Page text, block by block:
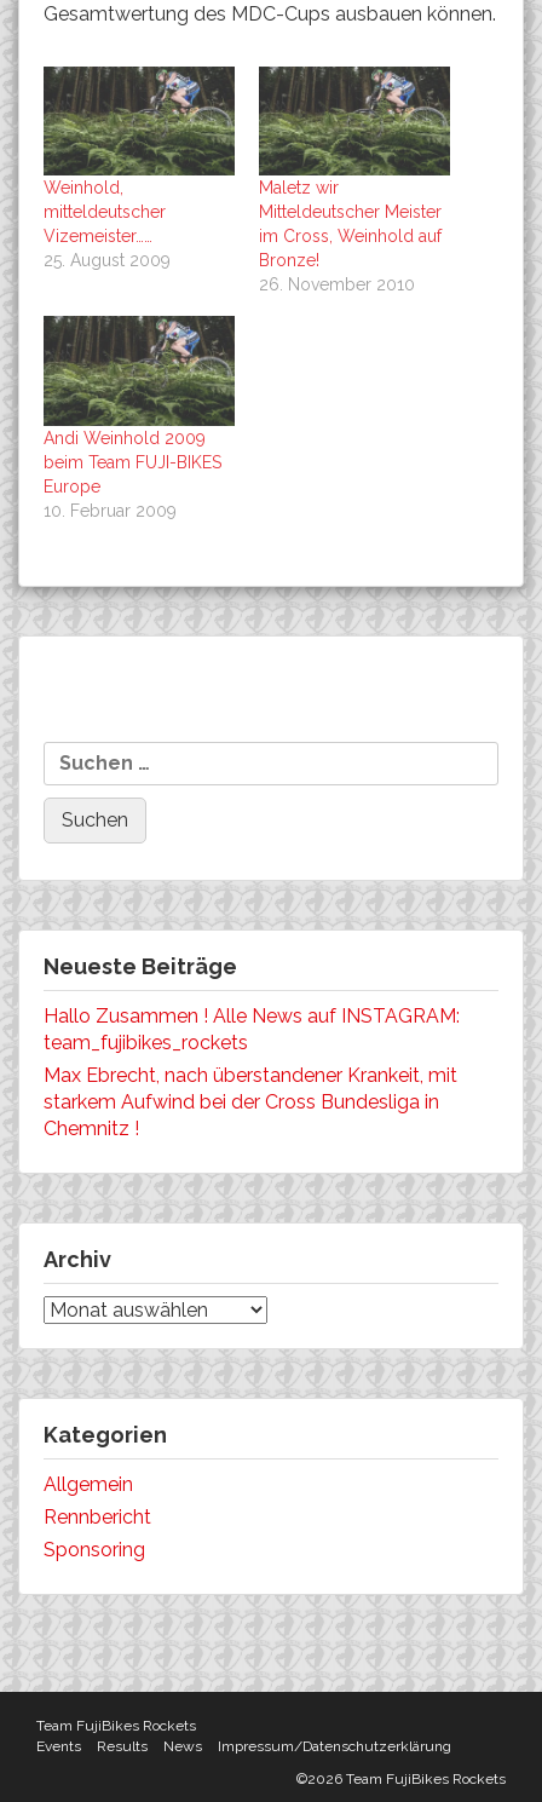
Gesamtwertung des MDC-Cups ausbauen können.
Weinhold,
mitteldeutscher
Vizemeister……
25. August 2009
Maletz wir
Mitteldeutscher Meister
im Cross, Weinhold auf
Bronze!
26. November 2010
Andi Weinhold 2009
beim Team FUJI-BIKES
Europe
10. Februar 2009
Neueste Beiträge
Hallo Zusammen ! Alle News auf INSTAGRAM:
team_fujibikes_rockets
Max Ebrecht, nach überstandener Krankeit, mit
starkem Aufwind bei der Cross Bundesliga in
Chemnitz !
Archiv
Archiv
Kategorien
Allgemein
Rennbericht
Sponsoring
Team FujiBikes Rockets
Events
Results News
Impressum/Datenschutzerklärung
©2026 Team FujiBikes Rockets